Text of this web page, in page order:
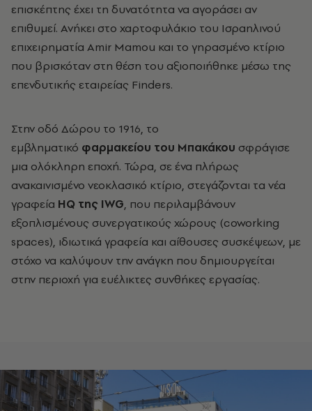
επισκέπτης έχει τη δυνατότητα να αγοράσει αν
επιθυμεί. Ανήκει στο χαρτοφυλάκιο του Ισραηλινού
επιχειρηματία Amir Mamou και το γηρασμένο κτίριο
που βρισκόταν στη θέση του αξιοποιήθηκε μέσω της
επενδυτικής εταιρείας Finders.
Στην οδό Δώρου το 1916, το
εμβληματικό φαρμακείου του Μπακάκου σφράγισε
μια ολόκληρη εποχή. Τώρα, σε ένα πλήρως
ανακαινισμένο νεοκλασικό κτίριο, στεγάζονται τα νέα
γραφεία HQ της IWG, που περιλαμβάνουν
εξοπλισμένους συνεργατικούς χώρους (coworking
spaces), ιδιωτικά γραφεία και αίθουσες συσκέψεων, με
στόχο να καλύψουν την ανάγκη που δημιουργείται
στην περιοχή για ευέλικτες συνθήκες εργασίας.